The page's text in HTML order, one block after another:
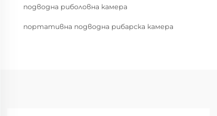
подводна риболовна камера
портативна подводна рибарска камера